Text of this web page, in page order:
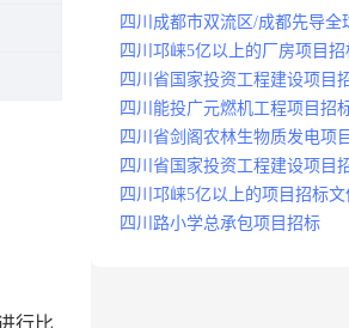
行比
四川成都市双流区/成都先导全
生产基地(一期)(dj)项目招标标
四川邛崃5亿以上的厂房项目
四川省国家投资工程建设项目
四川能投广元燃机工程项目招
四川省剑阁农林生物质发电项
四川省国家投资工程建设项目
2008年版
四川邛崃5亿以上的项目招标文
四川路小学总承包项目招标